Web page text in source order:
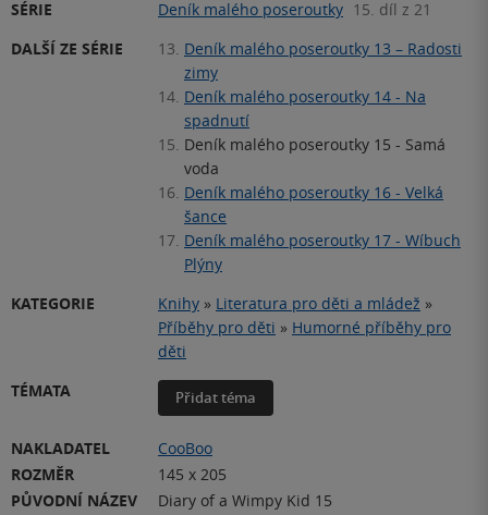
SÉRIE Deník malého poseroutky 15. díl z 21
DALŠÍ ZE SÉRIE
13. Deník malého poseroutky 13 – Radosti
zimy
14. Deník malého poseroutky 14 - Na
spadnutí
15. Deník malého poseroutky 15 - Samá
voda
16. Deník malého poseroutky 16 - Velká
šance
17. Deník malého poseroutky 17 - Wíbuch
Plýny
KATEGORIE
Knihy » Literatura pro děti a mládež »
Příběhy pro děti » Humorné příběhy pro
děti
TÉMATA
Přidat téma
NAKLADATEL
CooBoo
ROZMĚR
145 x 205
PŮVODNÍ NÁZEV
Diary of a Wimpy Kid 15